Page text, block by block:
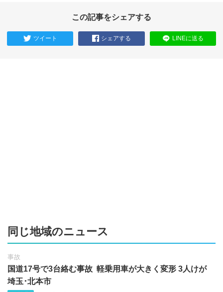
この記事をシェアする
ツイート シェアする LINEに送る
同じ地域のニュース
事故
国道17号で3台絡む事故 軽乗用車が大きく変形 3人けが
埼玉･北本市